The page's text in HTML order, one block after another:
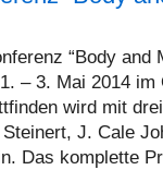
“Body and
– 3. Mai 2014
wird mit
J. Cale
Das komplette